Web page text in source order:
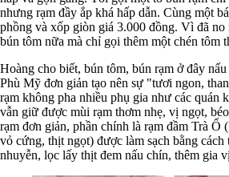
nhưng rạm đầy ắp khá hấp dẫn. Cùng một
phồng và xốp giòn giá 3.000 đồng. Vì đã no
bún tôm nữa mà chỉ gọi thêm một chén tôm
Hoàng cho biết, bún tôm, bún rạm ở đây
Phù Mỹ đơn giản tạo nên sự "tươi ngon,
rạm không pha nhiều phụ gia như các quán
vẫn giữ được mùi rạm thơm nhẹ, vị ngọt,
rạm đơn giản, phần chính là rạm đầm Trà Ổ
vỏ cứng, thịt ngọt) được làm sạch bằng cách
nhuyễn, lọc lấy thịt đem nấu chín, thêm gia